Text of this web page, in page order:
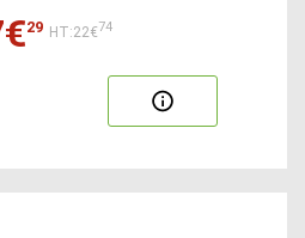
29 HT:22€74